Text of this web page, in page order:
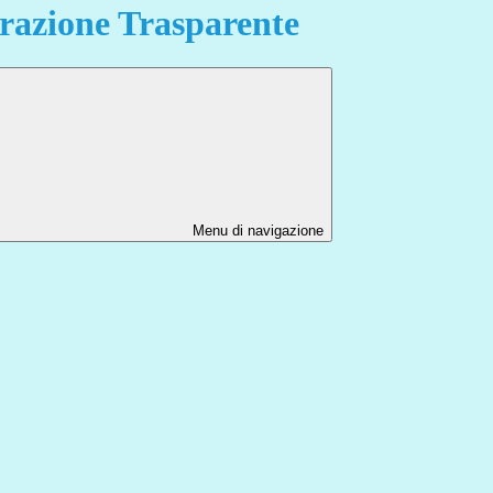
Trasparente
Menu di navigazione